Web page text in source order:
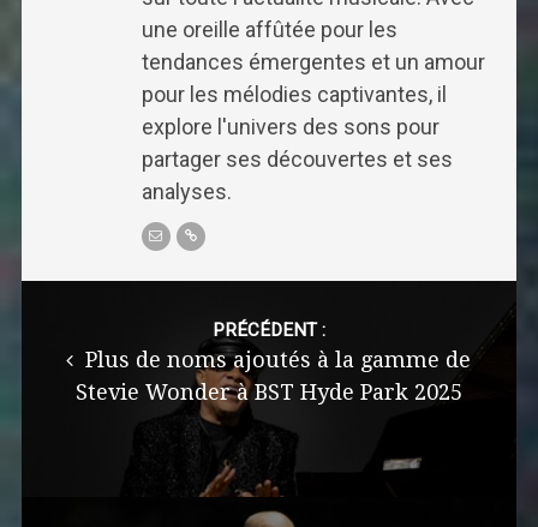
une oreille affûtée pour les
tendances émergentes et un amour
pour les mélodies captivantes, il
explore l'univers des sons pour
partager ses découvertes et ses
analyses.
PRÉCÉDENT :
Plus de noms ajoutés à la gamme de
Stevie Wonder à BST Hyde Park 2025